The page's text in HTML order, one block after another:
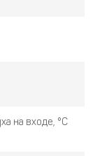
на входе, °C